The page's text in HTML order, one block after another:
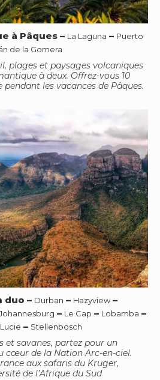
à Pâques – La Laguna – Puerto
de la Gomera
plages et paysages volcaniques
à deux. Offrez-vous 10
pendant les vacances de Pâques.
duo – Durban – Hazyview–
– Le Cap – Lobamba –
– Stellenbosch
et savanes, partez pour un
cœur de la Nation Arc-en-ciel.
aux safaris du Kruger,
de l’Afrique du Sud